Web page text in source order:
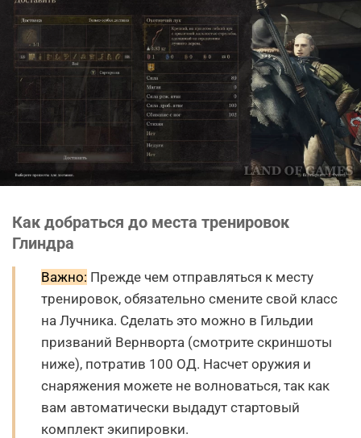
Как добраться до места тренировок
Глиндра
Важно: Прежде чем отправляться к месту
тренировок, обязательно смените свой класс
на Лучника. Сделать это можно в Гильдии
призваний Вернворта (смотрите скриншоты
ниже), потратив 100 ОД. Насчет оружия и
снаряжения можете не волноваться, так как
вам автоматически выдадут стартовый
комплект экипировки.